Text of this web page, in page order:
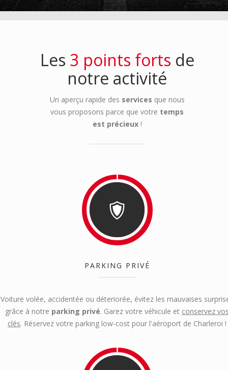
Les 3 points forts de
notre activité
Un aperçu rapide des services que nous
vous proposons parce que votre temps
est précieux!
PARKING PRIVÉ
Voiture volée, accidentée ou déteriorée, évitez les mauvaises
grâce à notre parking privé. Garez votre véhicule et conservez
clés. Réservez votre parking low-cost pour l'aéroport de Charleroi !